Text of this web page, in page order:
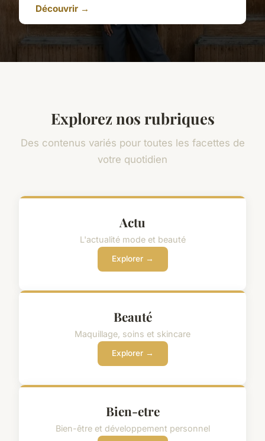
Découvrir →
Explorez nos rubriques
Des contenus variés pour toutes les facettes de
votre quotidien
Actu
L'actualité mode et beauté
Explorer →
Beauté
Maquillage, soins et skincare
Explorer →
Bien-etre
Bien-être et développement personnel